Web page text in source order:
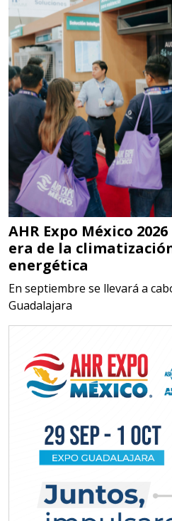
Especificaciones:
Requisitos:
química y origen
(especialmente
contar con
gestión ambiental.
Aplicar al
Empresa en
Requiere:
MATERIALES
BATERÍAS DE
Especificaciones:
Para vehículos
Requisitos:
química y origen
(especialmente
contar con
gestión ambiental.
Aplicar al
Empresa en Jalisco
AHR Expo México
era de la
energética
En septiembre se llevará a
Guadalajara